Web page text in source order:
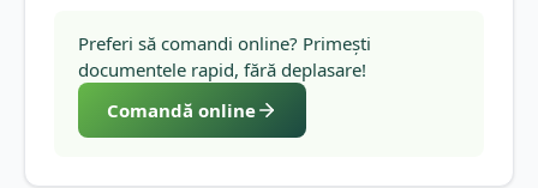
Preferi să comandi online? Primești
documentele rapid, fără deplasare!
Comandă online